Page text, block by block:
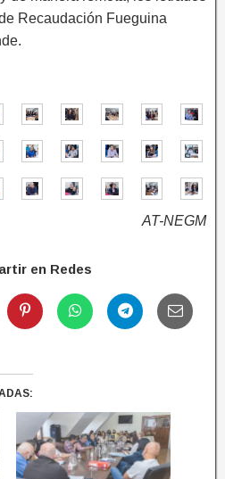
Recaudación Fueguina
AT-NEGM
en Redes